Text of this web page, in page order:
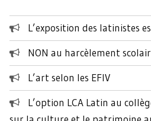
L’exposition des latinistes
NON au harcèlement
L’art selon les EFIV
L’option LCA Latin au